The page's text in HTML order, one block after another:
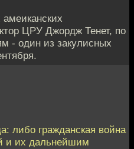
ЦРУ Джордж Тенет, по
- один из закулисных
либо гражданская война
и их дальнейшим